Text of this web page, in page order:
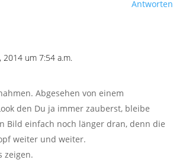
Antworten
2014 um 7:54 a.m.
Abgesehen von einem
den Du ja immer zauberst, bleibe
Bild einfach noch länger dran, denn die
weiter und weiter.
zeigen.